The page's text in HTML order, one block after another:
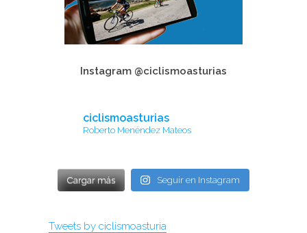
Instagram @ciclismoasturias
ciclismoasturias
Roberto Menéndez Mateos
Cargar más Seguir en Instagram
Tweets by ciclismoasturia